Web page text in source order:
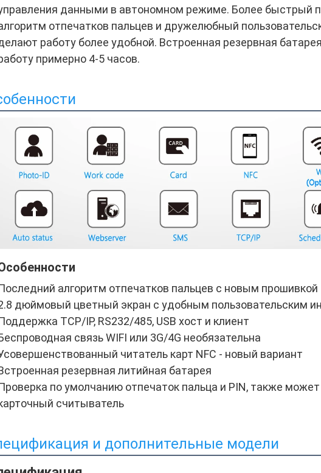
данными в автономном режиме. Более быстрый
отпечатков пальцев и дружелюбный
работу более удобной. Встроенная резервная
примерно 4-5 часов.
алгоритм отпечатков пальцев с новым прошивкой
дюймовый цветный экран с удобным пользовательским
TCP/IP, RS232/485, USB хост и клиент
связь WIFI или 3G/4G необязательна
читатель карт NFC - новый вариант
резервная литийная батарея
по умолчанию отпечаток пальца и PIN, также может
считыватель
и дополнительные модели